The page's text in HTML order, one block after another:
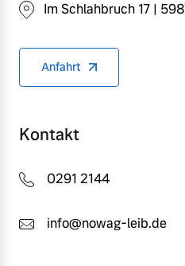
Im Schlahbruch 17 |
Anfahrt
Kontakt
0291 2144
info@nowag-leib.de